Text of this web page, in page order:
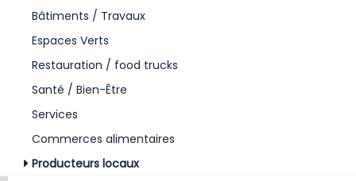
Bâtiments / Travaux
Espaces Verts
Restauration / food trucks
Santé / Bien-Être
Services
Commerces alimentaires
Producteurs locaux